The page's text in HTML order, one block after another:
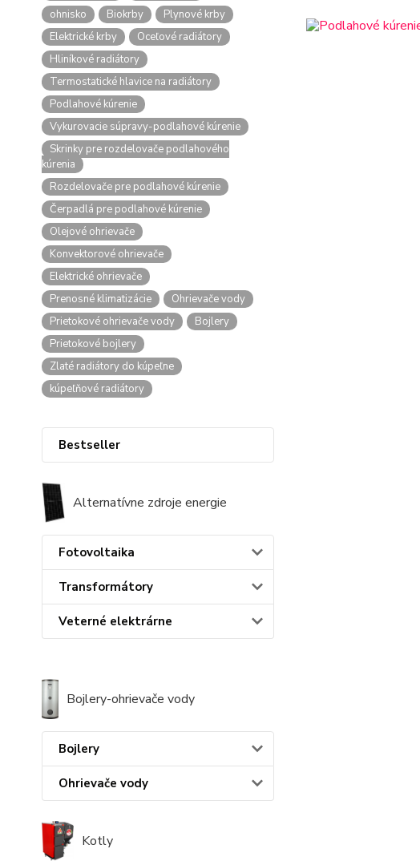
ohnisko
Biokrby
Plynové krby
Elektrické krby
Oceľové radiátory
Hliníkové radiátory
Termostatické hlavice na radiátory
Podlahové kúrenie
Vykurovacie súpravy-podlahové kúrenie
Skrinky pre rozdelovače podlahového
kúrenia
Rozdelovače pre podlahové kúrenie
Čerpadlá pre podlahové kúrenie
Olejové ohrievače
Konvektorové ohrievače
Elektrické ohrievače
Prenosné klimatizácie
Ohrievače vody
Prietokové ohrievače vody
Bojlery
Prietokové bojlery
Zlaté radiátory do kúpeľne
kúpeľňové radiátory
Bestseller
Alternatívne zdroje energie
Fotovoltaika
Transformátory
Veterné elektrárne
Bojlery-ohrievače vody
Bojlery
Ohrievače vody
Kotly